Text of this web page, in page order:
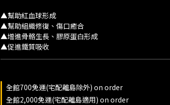
▲幫助紅血球形成
▲幫助組織修復、傷口癒合
▲增進骨骼生長、膠原蛋白形成
▲促進鐵質吸收
全館700免運(宅配離島除外) on order
全館2,000免運(宅配離島適用) on order